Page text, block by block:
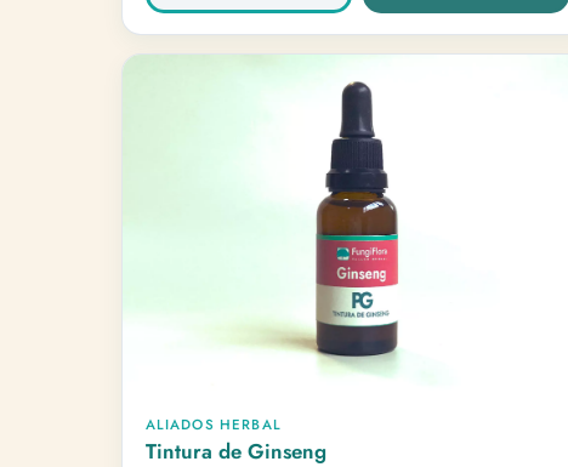
ALIADOS HERBAL
Tintura de Ginseng